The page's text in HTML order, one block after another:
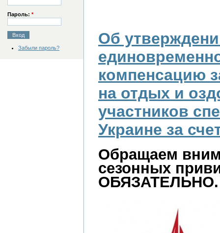
Об
компенсацию
на отдых и
участников
Украине за
Обращаем
сезонных
ОБЯЗАТЕЛЬНО.
Пароль: *
Забыли пароль?